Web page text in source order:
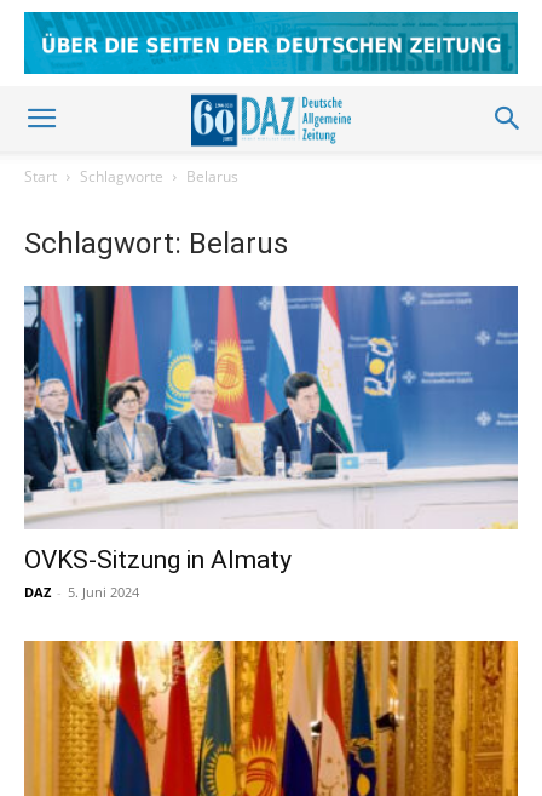
Start Schlagworte Belarus
Schlagwort: Belarus
OVKS-Sitzung in Almaty
DAZ - 5. Juni 2024